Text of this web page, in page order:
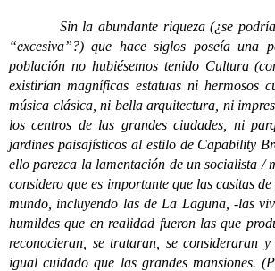
Sin la abundante riqueza (¿se podría
“excesiva”?) que hace siglos poseía una
población no hubiésemos tenido Cultura
existirían magníficas estatuas ni hermosos
música clásica, ni bella arquitectura, ni
los centros de las grandes ciudades, ni
jardines paisajísticos al estilo de Capability
ello parezca la lamentación de un socialista /
considero que es importante que las casitas
mundo, incluyendo las de La Laguna, -las
humildes que en realidad fueron las que
reconocieran, se trataran, se consideraran
igual cuidado que las grandes mansiones.